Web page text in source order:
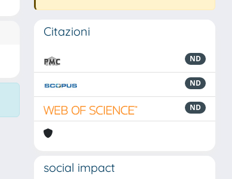
Citazioni
ND
ND
ND
social impact